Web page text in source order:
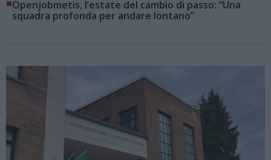
■Openjobmetis, l’estate del cambio di passo: “Una
squadra profonda per andare lontano”